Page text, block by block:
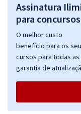
Assinatura
para
O melhor custo
benefício para os
cursos para todas
garantia de